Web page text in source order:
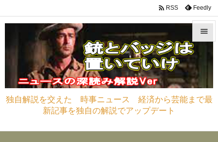
独自解説を交えた 時事ニュース 経済から芸能まで最
新記事を独自の解説でアップデート


サイド


 RSS Feedly